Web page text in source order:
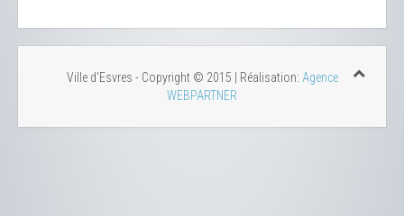
Ville d'Esvres - Copyright © 2015 | Réalisation: Agence
WEBPARTNER